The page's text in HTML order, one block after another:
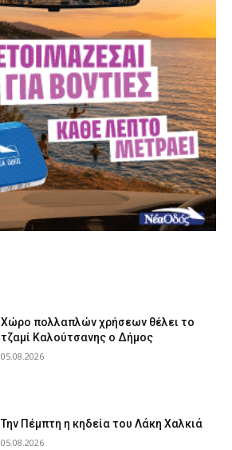
Χώρο πολλαπλών χρήσεων θέλει το
τζαμί Καλούτσανης ο Δήμος
05.08.2026
Την Πέμπτη η κηδεία του Λάκη Χαλκιά
05.08.2026